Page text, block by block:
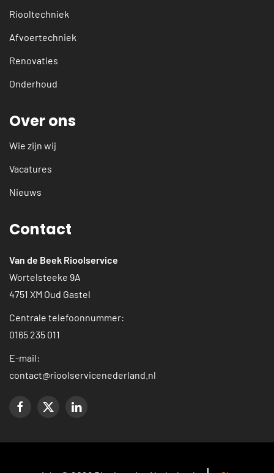
Riooltechniek
Afvoertechniek
Renovaties
Onderhoud
Over ons
Wie zijn wij
Vacatures
Nieuws
Contact
Van de Beek Rioolservice
Wortelsteeke 9A
4751 XM Oud Gastel
Centrale telefoonnummer:
0165 235 011
E-mail:
contact@rioolservicenederland.nl